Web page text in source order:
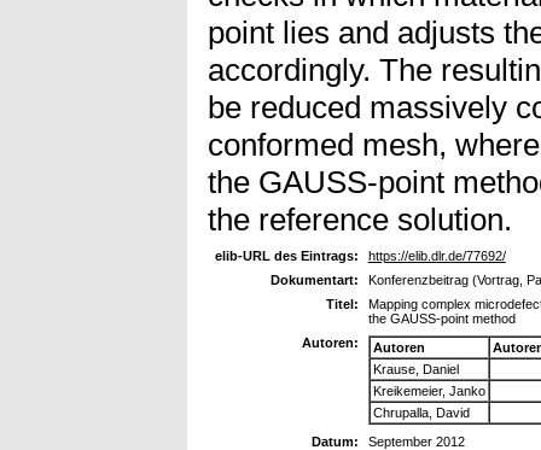
point lies and adjusts
accordingly. The
be reduced massively
conformed mesh,
the GAUSS-point
the reference solution.
elib-URL des Eintrags:
https://elib.dlr.de/77692/
Dokumentart:
Konferenzbeitrag (Vortrag,
Titel:
Mapping complex
the GAUSS-point method
Autoren:
Autoren
Krause, Daniel
Kreikemeier, Janko
Chrupalla, David
Datum:
September 2012